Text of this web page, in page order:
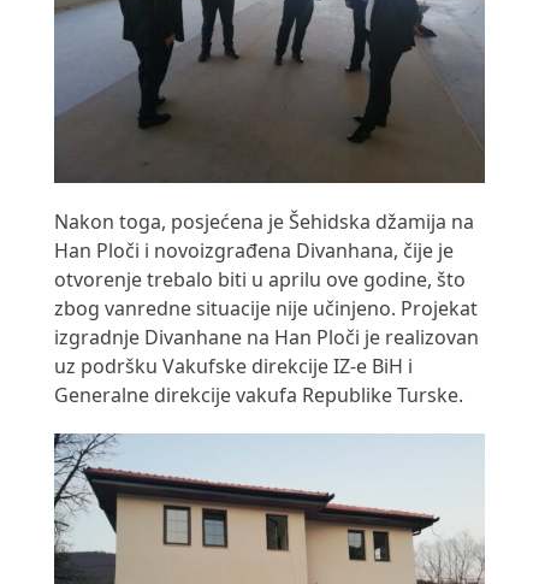
Nakon toga, posjećena je Šehidska džamija na
Han Ploči i novoizgrađena Divanhana, čije je
otvorenje trebalo biti u aprilu ove godine, što
zbog vanredne situacije nije učinjeno. Projekat
izgradnje Divanhane na Han Ploči je realizovan
uz podršku Vakufske direkcije IZ-e BiH i
Generalne direkcije vakufa Republike Turske.